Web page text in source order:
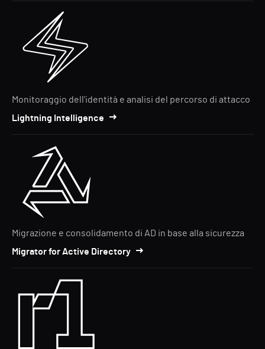
Monitoraggio dell'identità e analisi del percorso di attacco
Lightning Intelligence
Migrazione e consolidamento di AD in base alla sicurezza
Migrator for Active Directory